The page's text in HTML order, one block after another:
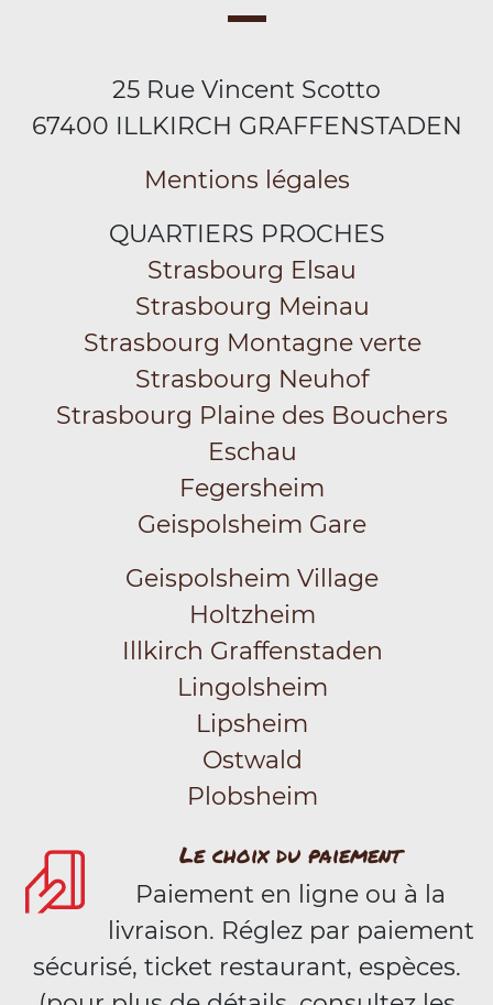
25 Rue Vincent Scotto
67400 ILLKIRCH GRAFFENSTADEN
Mentions légales
QUARTIERS PROCHES
Strasbourg Elsau
Strasbourg Meinau
Strasbourg Montagne verte
Strasbourg Neuhof
Strasbourg Plaine des Bouchers
Eschau
Fegersheim
Geispolsheim Gare
Geispolsheim Village
Holtzheim
Illkirch Graffenstaden
Lingolsheim
Lipsheim
Ostwald
Plobsheim
Le choix du paiement
Paiement en ligne ou à la
livraison. Réglez par paiement
sécurisé, ticket restaurant, espèces.